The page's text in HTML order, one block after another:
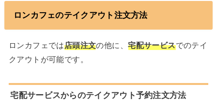
ロンカフェのテイクアウト注文方法
ロンカフェでは店頭注文の他に、宅配サービスでのテイ
クアウトが可能です。
宅配サービスからのテイクアウト予約注文方法